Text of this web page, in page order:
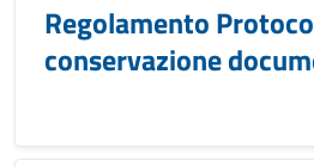
Regolamento
conservazione